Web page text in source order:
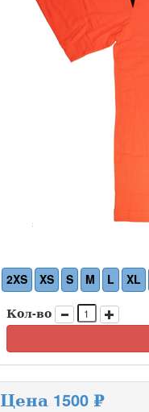
2XS XS S M L XL
Кол-во
Цена 1500 ₽